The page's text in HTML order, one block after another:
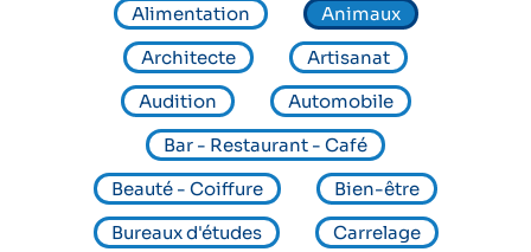
Alimentation
Animaux
Architecte
Artisanat
Audition
Automobile
Bar - Restaurant - Café
Beauté - Coiffure
Bien-être
Bureaux d'études
Carrelage